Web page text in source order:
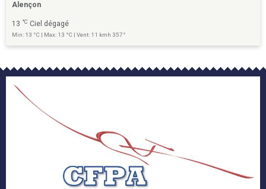
Alençon
13 °C Ciel dégagé
Min: 13 °C | Max: 13 °C | Vent: 11 kmh 357°